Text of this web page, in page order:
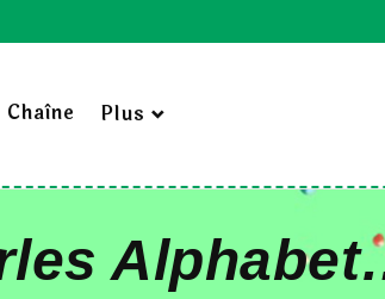
Chaîne Plus
Alphabet